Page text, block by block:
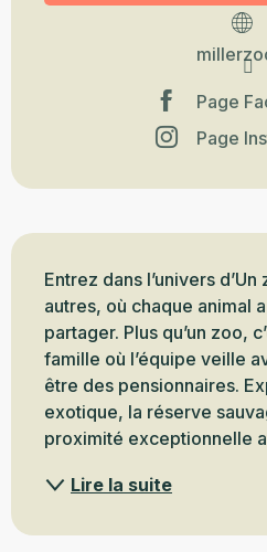
Page
Page
Description
Entrez dans l’univers
autres, où chaque animal
partager. Plus qu’un zoo,
famille où l’équipe veille
être des pensionnaires.
exotique, la réserve
proximité exceptionnelle
Lire la suite